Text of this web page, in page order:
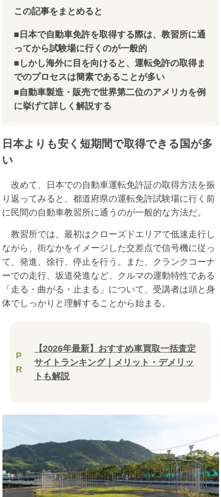
この記事をまとめると
■日本で自動車免許を取得する際は、教習所に通
ってから試験場に行くのが一般的
■しかし海外に目を向けると、運転免許の取得ま
でのプロセスは簡素であることが多い
■自動車製造・販売で世界第二位のアメリカを例
に挙げて詳しく解説する
日本よりも安く短期間で取得できる国が多
い
改めて、日本での自動車運転免許証の取得方法を振
り返ってみると、都道府県の運転免許試験場に行く前
に民間の自動車教習所に通うのが一般的な方法だ。
教習所では、最初はクローズドエリアで低速走行し
ながら、街なかをイメージした交差点で信号機に従っ
て、発進、徐行、停止を行う。また、クランクコーナ
ーでの走行、坂道発進など、クルマの運動特性である
「走る・曲がる・止まる」について、受講者は頭と身
体でしっかりと理解することから始まる。
P
R
【2026年最新】おすすめ車買取一括査定
サイトランキング｜メリット・デメリッ
トも解説